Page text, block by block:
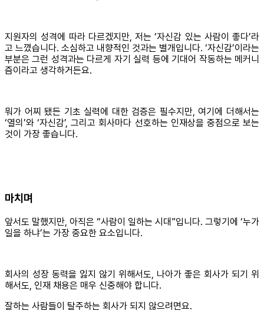
지원자의 성격에 따라 다르겠지만, 저는 ‘자신감 있는 사람이 좋다’라
고 느꼈습니다. 소심하고 내향적인 것과는 별개입니다. ‘자신감’이라는
부분은 그런 성격과는 다르게 자기 실력 등에 기대어 작동하는 메커니
즘이라고 생각하거든요.
뭐가 어찌 됐든 기초 실력에 대한 검증은 필수지만, 여기에 더해서는
‘열의’와 ‘자신감’, 그리고 회사마다 선호하는 인재상을 중점으로 보는
것이 가장 좋습니다.
마치며
앞서도 말했지만, 아직은 “사람이 일하는 시대”입니다. 그렇기에 ‘누가
일을 하냐’는 가장 중요한 요소입니다.
회사의 성장 동력을 잃지 않기 위해서도, 나아가 좋은 회사가 되기 위
해서도, 인재 채용은 매우 신중해야 합니다.
잘하는 사람들이 탈주하는 회사가 되지 않으려면요.